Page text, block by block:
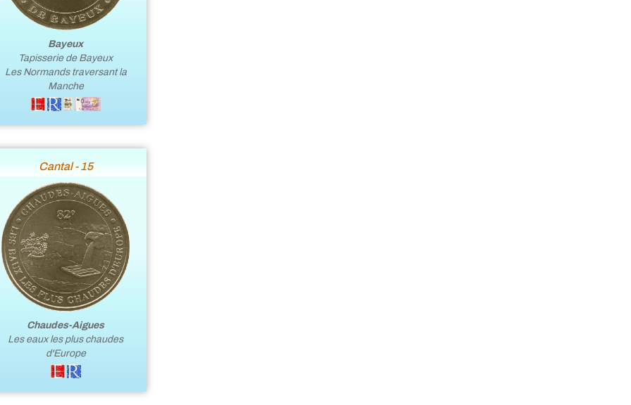
Bayeux
Tapisserie de Bayeux
Les Normands traversant la
Manche
Cantal - 15
Chaudes-Aigues
Les eaux les plus chaudes
d'Europe